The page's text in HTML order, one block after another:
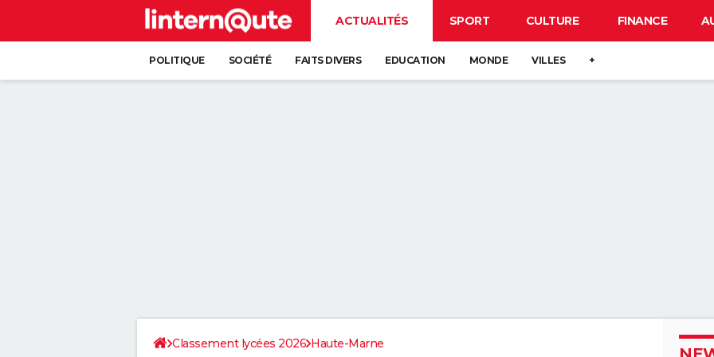
ACTUALITÉS SPORT CULTURE FINANCE
POLITIQUE SOCIÉTÉ FAITS DIVERS EDUCATION MONDE VILLES +
Classement lycées 2026 Haute-Marne